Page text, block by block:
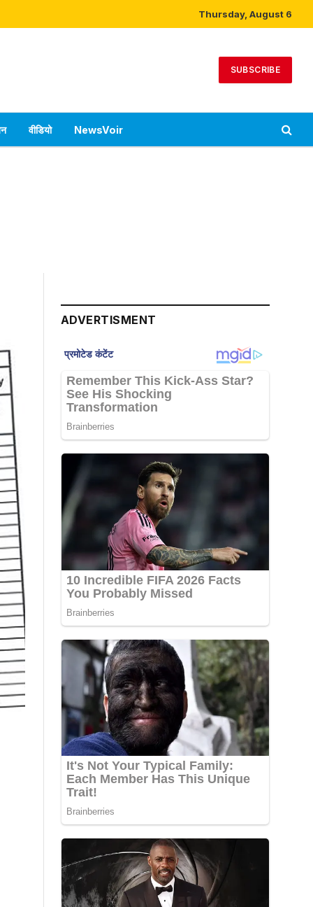
Thursday, August 6
SUBSCRIBE
वीडियो NewsVoir
ADVERTISMENT